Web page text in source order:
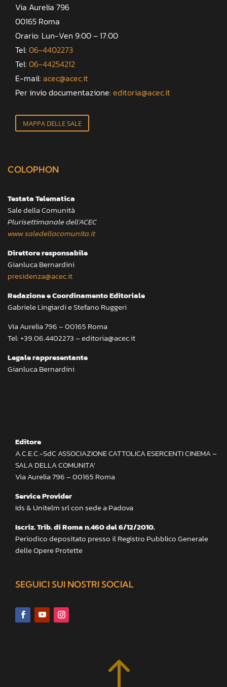
Via Aurelia 796
00165 Roma
Orario: Lun-Ven 9:00 – 17:00
Tel: 06-4402273
Tel: 06-44254212
E-mail: acec@acec.it
Per invio documentazione: editoria@acec.it
MAPPA DELLE SALE
COLOPHON
Testata Telematica
Sale della Comunità
Plurisettimanale dell’ACEC
www.saledellacomunita.it
Direttore responsabile
Gianluca Bernardini
presidenza@acec.it
Redazione e Coordinamento Editoriale
Gabriele Lingiardi e Stefano Ruggeri
Via Aurelia 796 – 00165 Roma
Tel: +39.06.4402273 – editoria@acec.it
Legale rappresentante
Gianluca Bernardini
Editore
A.C.E.C.-SdC ASSOCIAZIONE CATTOLICA ESERCENTI CINEMA –
SALA DELLA COMUNITA’
Via Aurelia 796 – 00165 Roma
Service Provider
Ids & Unitelm srl con sede a Padova
Iscriz. Trib. di Roma n.460 del 6/12/2010.
Periodico depositato presso il Registro Pubblico Generale
delle Opere Protette
SEGUICI SUI NOSTRI SOCIAL